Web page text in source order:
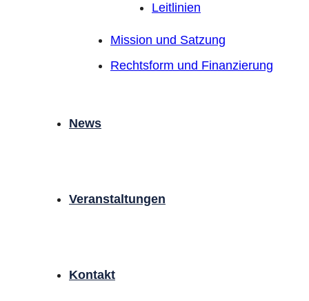
Leitlinien
Mission und Satzung
Rechtsform und Finanzierung
News
Veranstaltungen
Kontakt